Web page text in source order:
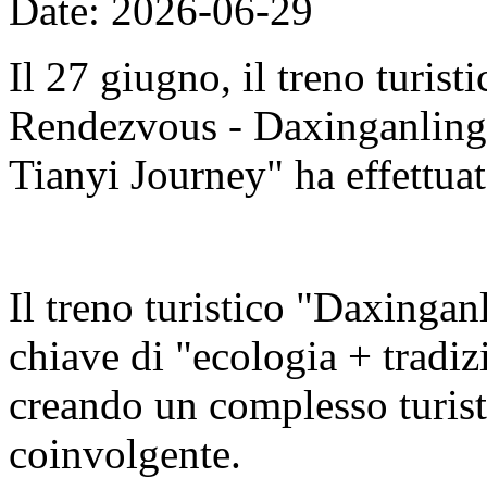
Date: 2026-06-29
Il 27 giugno, il treno
Rendezvous -
Tianyi Journey" ha
Il treno turistico
chiave di "ecologia +
creando un complesso
coinvolgente.